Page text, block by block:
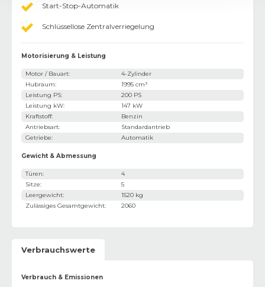
Start-Stop-Automatik
Schlüssellose Zentralverriegelung
Motorisierung & Leistung
Motor / Bauart:
4-Zylinder
Hubraum:
1995 cm³
Leistung PS:
200 PS
Leistung kW:
147 kW
Kraftstoff:
Benzin
Antriebsart:
Standardantrieb
Getriebe: Automatik
Gewicht & Abmessung
Türen:
4
Sitze:
5
Leergewicht:
1520 kg
Zulässiges Gesamtgewicht: 2060
Verbrauchswerte
Verbrauch & Emissionen